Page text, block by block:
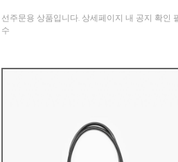
선주문용 상품입니다. 상세페이지 내 공지 확인
수